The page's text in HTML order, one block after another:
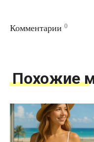
Комментарии 0
Похожие